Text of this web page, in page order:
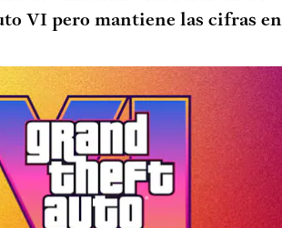
VI pero mantiene las cifras en